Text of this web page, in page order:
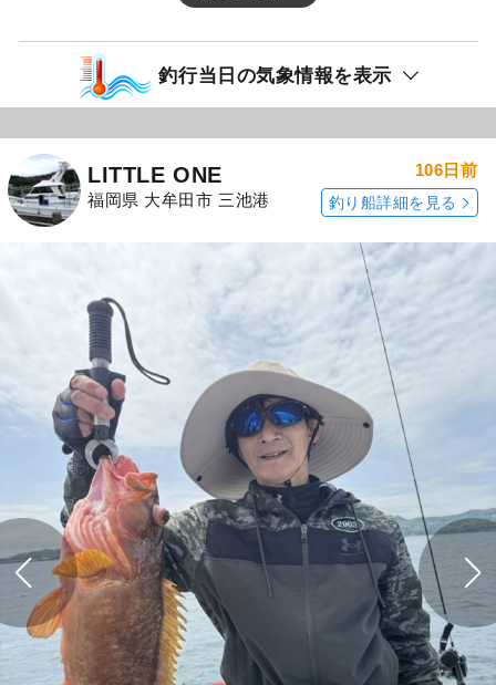
釣行当日の気象情報を表示
LITTLE ONE
福岡県 大牟田市 三池港
106日前
釣り船詳細を見る